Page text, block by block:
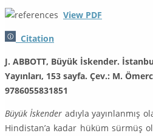
View PDF
Citation
J. ABBOTT, Büyük İskender.
Yayınları, 153 sayfa. Çev.: M.
9786055831851
Büyük İskender adıyla yayınlanmış
Hindistan’a kadar hüküm sürmüş